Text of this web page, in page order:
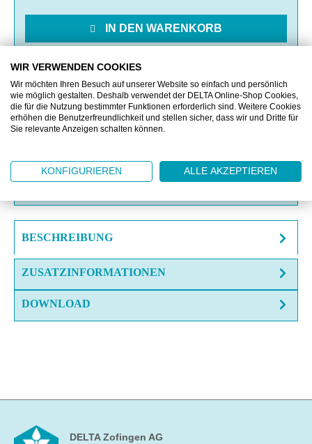
IN DEN WARENKORB
VERGLEICHEN
FRAGE ZUM ARTIKEL?
BESCHREIBUNG
ZUSATZINFORMATIONEN
DOWNLOAD
DELTA Zofingen AG
WIR VERWENDEN COOKIES
Wir möchten Ihren Besuch auf unserer Website so einfach und persönlich
wie möglich gestalten. Deshalb verwendet der DELTA Online-Shop Cookies,
die für die Nutzung bestimmter Funktionen erforderlich sind. Weitere Cookies
erhöhen die Benutzerfreundlichkeit und stellen sicher, dass wir und Dritte für
Sie relevante Anzeigen schalten können.
KONFIGURIEREN ALLE AKZEPTIEREN